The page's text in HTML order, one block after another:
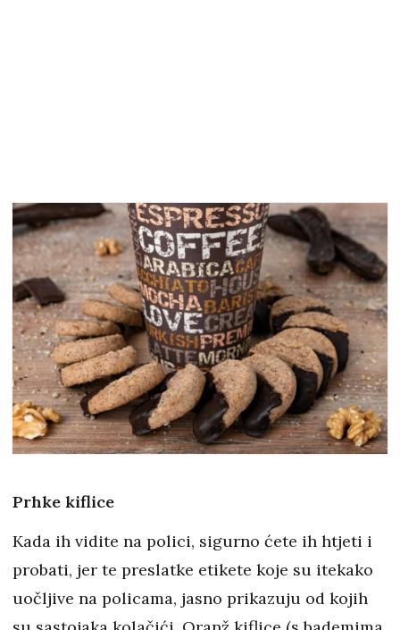
Prhke kiflice
Kada ih vidite na polici, sigurno ćete ih htjeti i
probati, jer te preslatke etikete koje su itekako
uočljive na policama, jasno prikazuju od kojih